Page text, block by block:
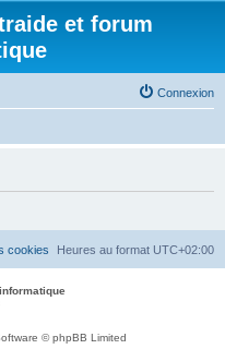
et forum
Connexion
Heures au format UTC+02:00
cookies
© phpBB Limited